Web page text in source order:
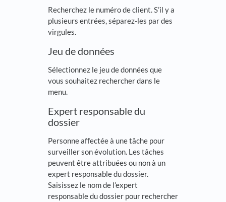
Recherchez le numéro de client. S’il y a
plusieurs entrées, séparez-les par des
virgules.
Jeu de données
Sélectionnez le jeu de données que
vous souhaitez rechercher dans le
menu.
Expert responsable du
dossier
Personne affectée à une tâche pour
surveiller son évolution. Les tâches
peuvent être attribuées ou non à un
expert responsable du dossier.
Saisissez le nom de l’expert
responsable du dossier pour rechercher